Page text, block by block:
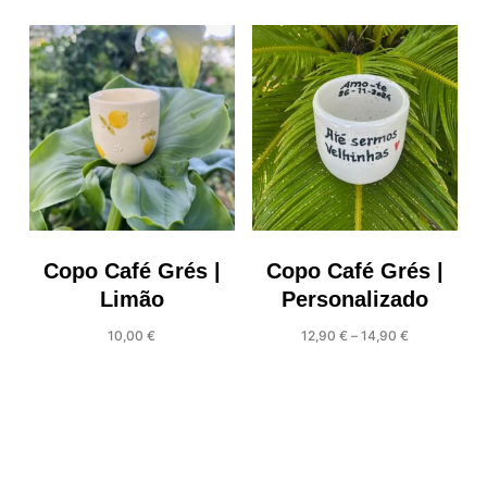
Copo Café Grés |
Limão
10,00€
Copo Café Grés |
Personalizado
12,90 € – 14,90 €